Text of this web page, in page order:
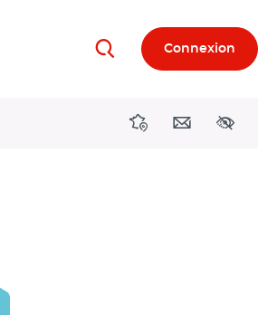
RechercherConnexion
DirectionsContact